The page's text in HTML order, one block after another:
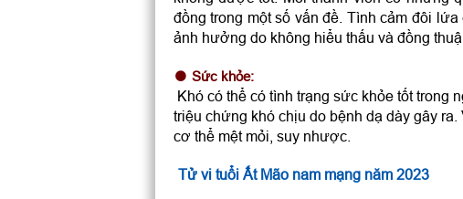
đồng trong một số vấn đề. Tình cảm đôi
ảnh hưởng do không hiểu thấu và đồng
Sức khỏe:
Khó có thể có tình trạng sức khỏe tốt trong
triệu chứng khó chịu do bệnh dạ dày gây
cơ thể mệt mỏi, suy nhược.
Tử vi tuổi Ất Mão nam mạng năm 2023